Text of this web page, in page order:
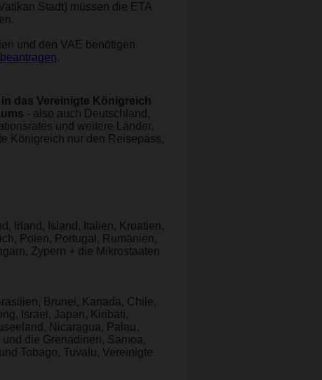
Stadt) müssen die ETA
und den VAE benötigen
.
das Vereinigte Königreich
- also auch Deutschland,
und weitere Länder,
Königreich nur den Reisepass,
Irland, Island, Italien, Kroatien,
Polen, Portugal, Rumänien,
Zypern + die Mikrostaaten
Brunei, Kanada, Chile,
Israel, Japan, Kiribati,
Nicaragua, Palau,
die Grenadinen, Samoa,
Tobago, Tuvalu, Vereinigte